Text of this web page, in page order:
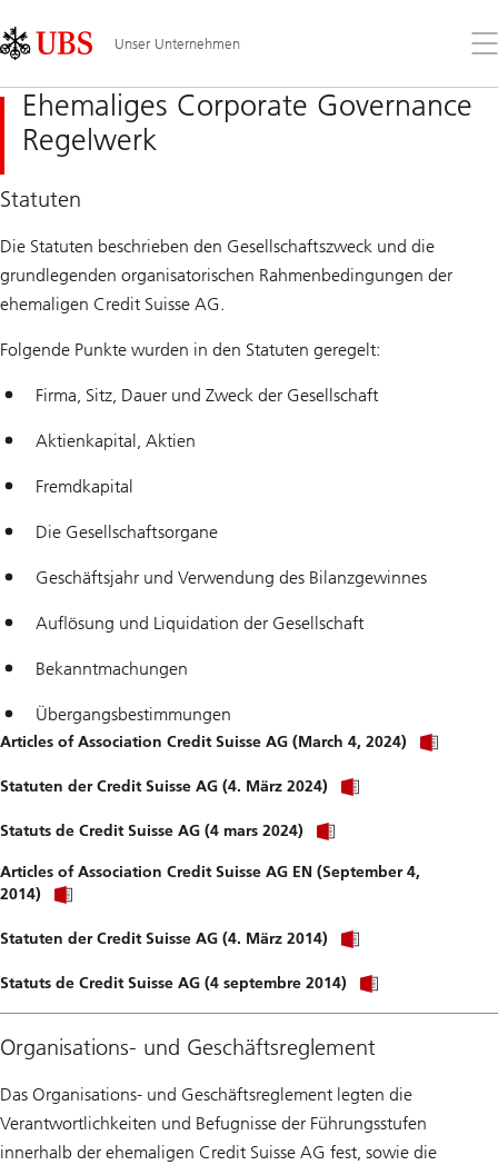
Links
Area
Unser Unternehmen
Sie
Ehemaliges Corporate Governance
Regelwerk
Statuten
Die Statuten beschrieben den Gesellschaftszweck und die
grundlegenden organisatorischen Rahmenbedingungen der
ehemaligen Credit Suisse AG.
Folgende Punkte wurden in den Statuten geregelt:
Firma, Sitz, Dauer und Zweck der Gesellschaft
Aktienkapital, Aktien
Fremdkapital
Die Gesellschaftsorgane
Geschäftsjahr und Verwendung des Bilanzgewinnes
Auflösung und Liquidation der Gesellschaft
Bekanntmachungen
Übergangsbestimmungen
Articles of Association Credit Suisse AG (March 4, 2024)
Statuten der Credit Suisse AG (4. März 2024)
Statuts de Credit Suisse AG (4 mars 2024)
Articles of Association Credit Suisse AG EN (September 4,
2014)
archive
Statuten der Credit Suisse AG (4. März 2014)
archive
Statuts de Credit Suisse AG (4 septembre 2014)
Association
Organisations-​ und Geschäftsreglement
Das Organisations-​​ und Geschäftsreglement legten die
Verantwortlichkeiten und Befugnisse der Führungsstufen
innerhalb der ehemaligen Credit Suisse AG fest, sowie die